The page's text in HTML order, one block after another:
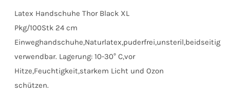
Latex Handschuhe Thor Black XL
Pkg/100Stk 24 cm
Einweghandschuhe,Naturlatex,puderfrei,unsteril,beidseitig
verwendbar. Lagerung: 10-30° C,vor
Hitze,Feuchtigkeit,starkem Licht und Ozon
schützen.